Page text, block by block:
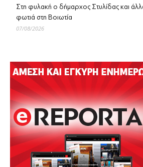
Στη φυλακή ο δήμαρχος Στυλίδας και
φωτιά στη Βοιωτία
07/08/2026